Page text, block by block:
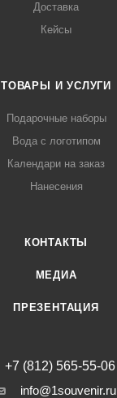
Доставка
Кейсы
ТОВАРЫ И УСЛУГИ
Подарочные наборы
Вода с логотипом
Календари на заказ
Нанесения
КОНТАКТЫ
МЕДИА
ПРЕЗЕНТАЦИЯ
+7 (812) 565-55-06
info@1souvenir.ru